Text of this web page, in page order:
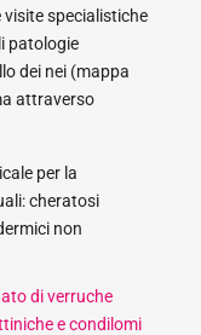
specialistiche
patologie
dei nei (mappa
attraverso
per la
cheratosi
non
di verruche
e condilomi